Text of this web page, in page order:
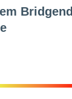
Bridgend